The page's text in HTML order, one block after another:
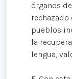
órganos
pueblos
la
lengua,